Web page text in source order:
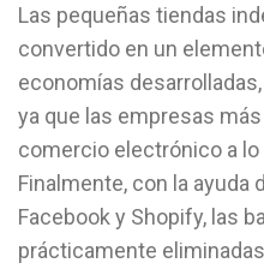
Las pequeñas tiendas
convertido en un
economías
ya que las empresas
comercio electrónico a
Finalmente, con la
Facebook y Shopify, las
prácticamente